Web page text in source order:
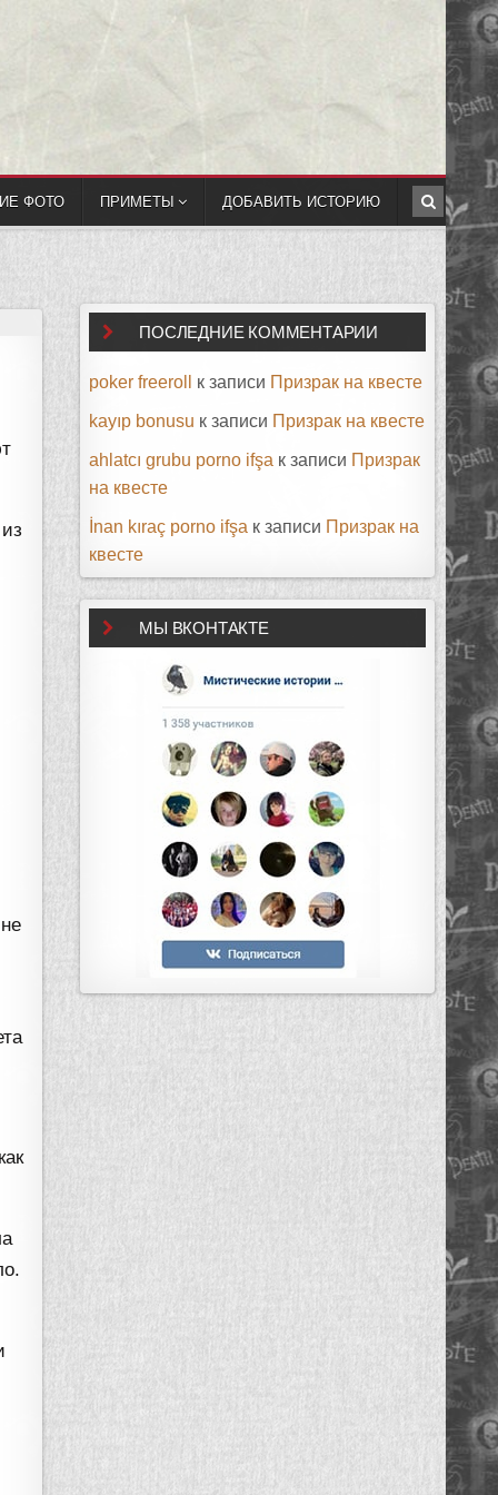
ФОТО ПРИМЕТЫ ДОБАВИТЬ ИСТОРИЮ
ПОСЛЕДНИЕ КОММЕНТАРИИ
poker freeroll к записи Призрак на квесте
kayıp bonusu к записи Призрак на квесте
ahlatcı grubu porno ifşa к записи Призрак
на квесте
İnan kıraç porno ifşa к записи Призрак на
квесте
МЫ ВКОНТАКТЕ